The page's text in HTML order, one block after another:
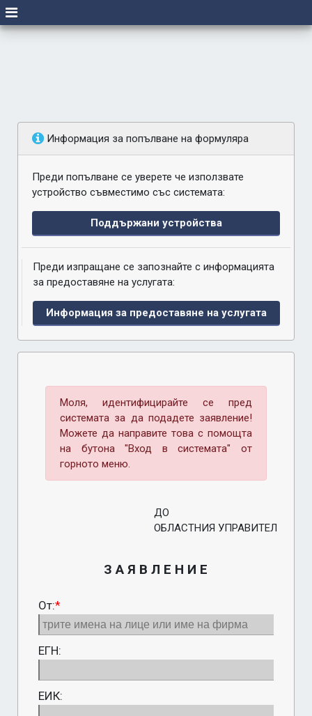
Информация за попълване на формуляра
Преди попълване се уверете че използвате
устройство съвместимо със системата:
Поддържани устройства
Преди изпращане се запознайте с информацията
за предоставяне на услугата:
Информация за предоставяне на услугата
Моля, идентифицирайте се пред
системата за да подадете заявление!
Можете да направите това с помощта
на бутона "Вход в системата" от
горното меню.
ДО
ОБЛАСТНИЯ УПРАВИТЕЛ
З А Я В Л Е Н И Е
От:*
ЕГН:
ЕИК: